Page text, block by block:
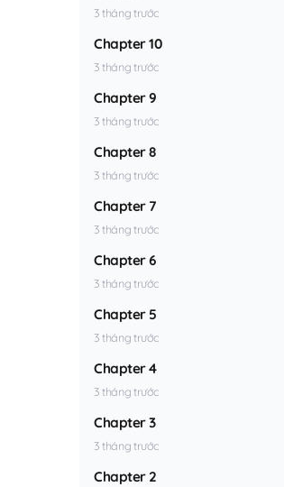
3 tháng trước
Chapter 10
3 tháng trước
Chapter 9
3 tháng trước
Chapter 8
3 tháng trước
Chapter 7
3 tháng trước
Chapter 6
3 tháng trước
Chapter 5
3 tháng trước
Chapter 4
3 tháng trước
Chapter 3
3 tháng trước
Chapter 2